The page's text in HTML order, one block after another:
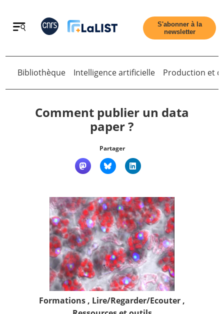
Retour
Qui sommes nous ?
Nous suivre
S'abonner à la
newsletter
Retour
Bibliothèque Intelligence artificielle Production et
Comment publier un data
paper ?
Partager
Formations , Lire/Regarder/Ecouter ,